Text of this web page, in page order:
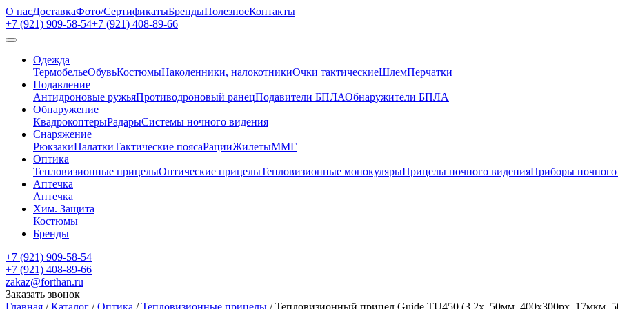
О насДоставкаФото/СертификатыБрендыПолезноеКонтакты
+7 (921) 909-58-54+7 (921) 408-89-66
Одежда
ТермобельеОбувьКостюмыНаколенники, налокотникиОчки тактическиеШлемПерчатки
Подавление
Антидроновые ружьяПротиводроновый ранецПодавители БПЛАОбнаружители БПЛА
Обнаружение
КвадрокоптерыРадарыСистемы ночного видения
Снаряжение
РюкзакиПалаткиТактические поясаРацииЖилетыММГ
Оптика
Тепловизионные прицелыОптические прицелыТепловизионные монокулярыПрицелы ночного виденияПриборы ночного
Аптечка
Аптечка
Хим. Защита
Костюмы
Бренды
+7 (921) 909-58-54
+7 (921) 408-89-66
zakaz@forthan.ru
Заказать звонок
Главная /Каталог /Оптика /Тепловизионные прицелы /Тепловизионный прицел Guide TU450 (3.2x, 50мм, 400x300px, 17мкм,